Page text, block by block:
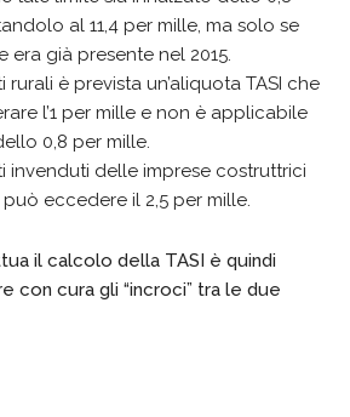
al 11,4 per mille, ma solo se
era già presente nel 2015.
rurali è prevista un’aliquota TASI che
l’1 per mille e non è applicabile
0,8 per mille.
invenduti delle imprese costruttrici
può eccedere il 2,5 per mille.
il calcolo della TASI è quindi
con cura gli “incroci” tra le due